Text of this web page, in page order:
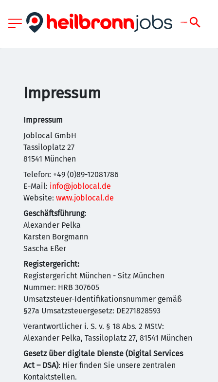
Impressum
Impressum
Joblocal GmbH
Tassiloplatz 27
81541 München
Telefon: +49 (0)89-12081786
E-Mail: info@joblocal.de
Website: www.joblocal.de
Geschäftsführung:
Alexander Pelka
Karsten Borgmann
Sascha Eßer
Registergericht:
Registergericht München - Sitz München
Nummer: HRB 307605
Umsatzsteuer-Identifikationsnummer gemäß
§27a Umsatzsteuergesetz: DE271828593
Verantwortlicher i. S. v. § 18 Abs. 2 MStV:
Alexander Pelka, Tassiloplatz 27, 81541 München
Gesetz über digitale Dienste (Digital Services
Act – DSA): Hier finden Sie unsere zentralen
Kontaktstellen.